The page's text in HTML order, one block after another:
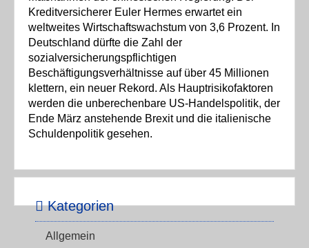
Kreditversicherer Euler Hermes erwartet ein
weltweites Wirtschaftswachstum von 3,6 Prozent. In
Deutschland dürfte die Zahl der
sozialversicherungspflichtigen
Beschäftigungsverhältnisse auf über 45 Millionen
klettern, ein neuer Rekord. Als Hauptrisikofaktoren
werden die unberechenbare US-Handelspolitik, der
Ende März anstehende Brexit und die italienische
Schuldenpolitik gesehen.
Kategorien
Allgemein